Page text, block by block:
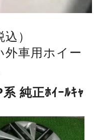
）
車用ホイー
純正ﾎｲｰﾙｷｬ